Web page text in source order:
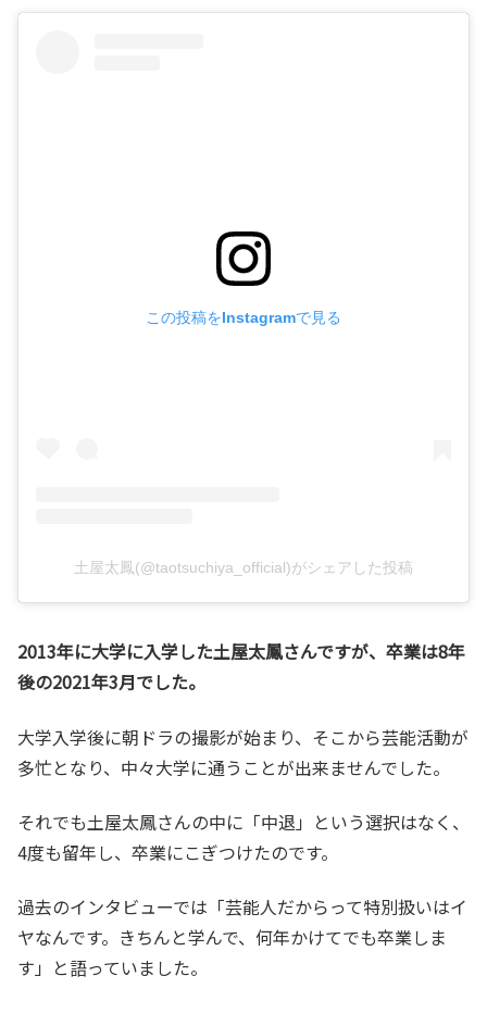
この投稿をInstagramで見る
土屋太鳳(@taotsuchiya_official)がシェアした投稿
2013年に大学に入学した土屋太鳳さんですが、卒業は8年
後の2021年3月でした。
大学入学後に朝ドラの撮影が始まり、そこから芸能活動が
多忙となり、中々大学に通うことが出来ませんでした。
それでも土屋太鳳さんの中に「中退」という選択はなく、
4度も留年し、卒業にこぎつけたのです。
過去のインタビューでは「芸能人だからって特別扱いはイ
ヤなんです。きちんと学んで、何年かけてでも卒業しま
す」と語っていました。